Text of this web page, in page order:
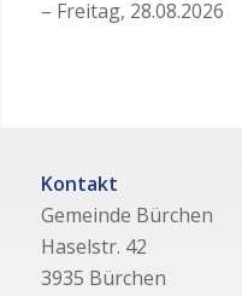
– Freitag, 28.08.2026
Kontakt
Gemeinde Bürchen
Haselstr. 42
3935 Bürchen